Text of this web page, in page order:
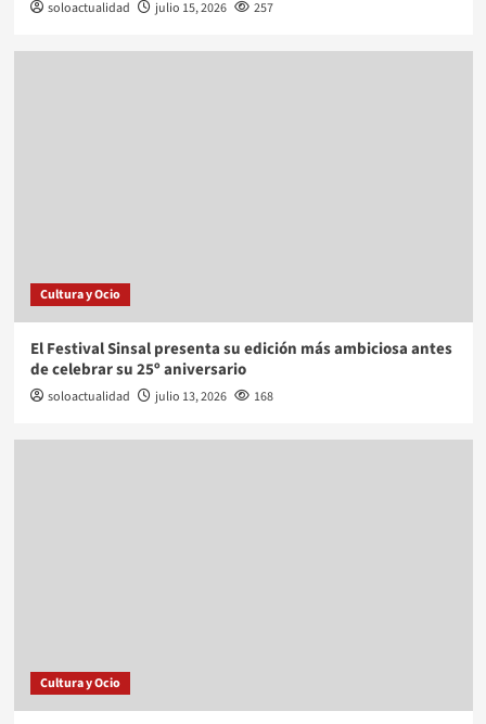
soloactualidad julio 15, 2026 257
Cultura y Ocio
El Festival Sinsal presenta su edición más ambiciosa antes
de celebrar su 25º aniversario
soloactualidad julio 13, 2026 168
Cultura y Ocio